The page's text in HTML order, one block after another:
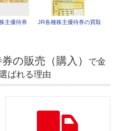
主優待券
JR各種株主優待券の買取
の販売（購入）
で金
ばれる理由